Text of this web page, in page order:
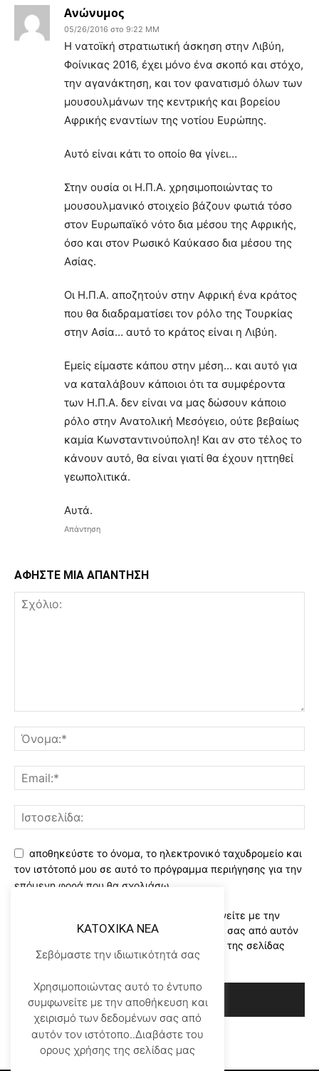
Ανώνυμος
05/26/2016 στο 9:22 ΜΜ
Η νατοϊκή στρατιωτική άσκηση στην Λιβύη,
Φοίνικας 2016, έχει μόνο ένα σκοπό και στόχο,
την αγανάκτηση, και τον φανατισμό όλων των
μουσουλμάνων της κεντρικής και βορείου
Αφρικής εναντίων της νοτίου Ευρώπης.
Αυτό είναι κάτι το οποίο θα γίνει…
Στην ουσία οι Η.Π.Α. χρησιμοποιώντας το
μουσουλμανικό στοιχείο βάζουν φωτιά τόσο
στον Ευρωπαϊκό νότο δια μέσου της Αφρικής,
όσο και στον Ρωσικό Καύκασο δια μέσου της
Ασίας.
Οι Η.Π.Α. αποζητούν στην Αφρική ένα κράτος
που θα διαδραματίσει τον ρόλο της Τουρκίας
στην Ασία… αυτό το κράτος είναι η Λιβύη.
Εμείς είμαστε κάπου στην μέση… και αυτό για
να καταλάβουν κάποιοι ότι τα συμφέροντα
των Η.Π.Α. δεν είναι να μας δώσουν κάποιο
ρόλο στην Ανατολική Μεσόγειο, ούτε βεβαίως
καμία Κωνσταντινούπολη! Και αν στο τέλος το
κάνουν αυτό, θα είναι γιατί θα έχουν ηττηθεί
γεωπολιτικά.
Αυτά.
Απάντηση
ΑΦΗΣΤΕ ΜΙΑ ΑΠΑΝΤΗΣΗ
αποθηκεύστε το όνομα, το ηλεκτρονικό ταχυδρομείο και
τον ιστότοπό μου σε αυτό το πρόγραμμα περιήγησης για την
επόμενη φορά που θα σχολιάσω.
Χρησιμοποιώντας αυτό το έντυπο συμφωνείτε με την
αποθήκευση και χειρισμό των δεδομένων σας από αυτόν
τον ιστότοπο..Διαβάστε του ορους χρήσης της σελίδας
μας*
KATOXIKA NEA
Σεβόμαστε την ιδιωτικότητά σας
Χρησιμοποιώντας αυτό το έντυπο
συμφωνείτε με την αποθήκευση και
χειρισμό των δεδομένων σας από
αυτόν τον ιστότοπο..Διαβάστε του
ορους χρήσης της σελίδας μας